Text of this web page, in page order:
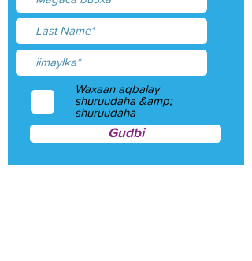
Waxaan aqbalay
shuruudaha &amp;
shuruudaha
Gudbi